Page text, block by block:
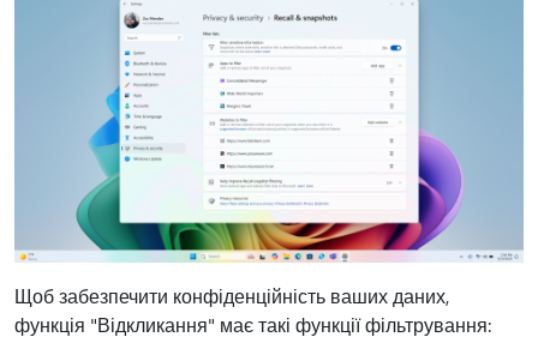
Щоб забезпечити конфіденційність ваших даних,
функція "Відкликання" має такі функції фільтрування: